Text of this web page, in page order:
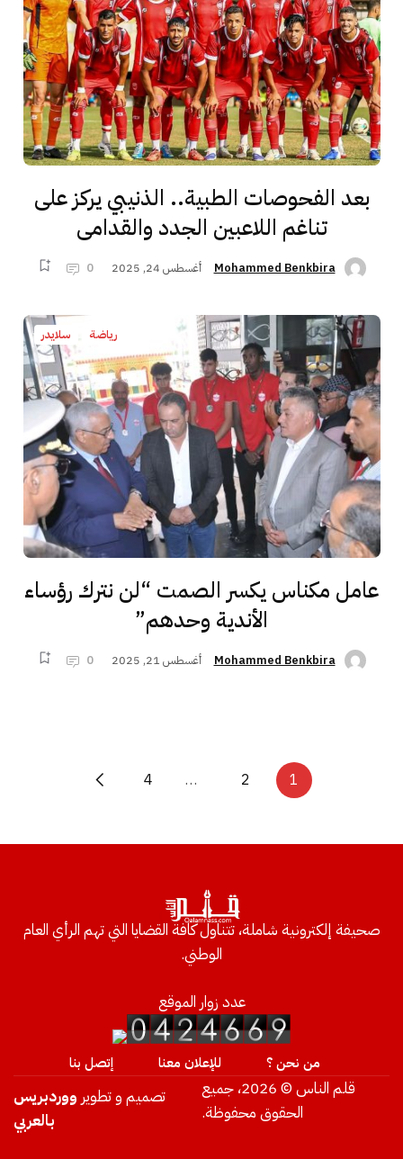
بعد الفحوصات الطبية.. الذنيبي يركز على
تناغم اللاعبين الجدد والقدامى
Mohammed Benkbira أغسطس 24, 2025 0
رياضة سلايدر
عامل مكناس يكسر الصمت “لن نترك رؤساء
الأندية وحدهم”
Mohammed Benkbira أغسطس 21, 2025 0
1
2
…
4
صحيفة إلكترونية شاملة، تتناول كافة القضايا التي تهم الرأي العام
الوطني.
عدد زوار الموقع
من نحن ؟ للإعلان معنا إتصل بنا
قلم الناس © 2026، جميع
الحقوق محفوظة.
تصميم و تطوير ووردبريس
بالعربي